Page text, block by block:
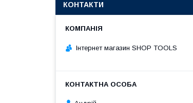
КОНТАКТИ
Інтернет магазин SHOP TOOLS